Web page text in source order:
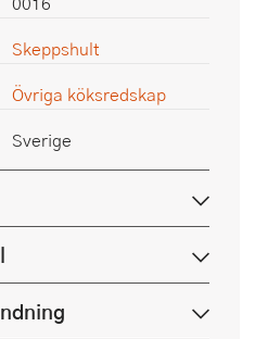
Skeppshult
Övriga köksredskap
Sverige